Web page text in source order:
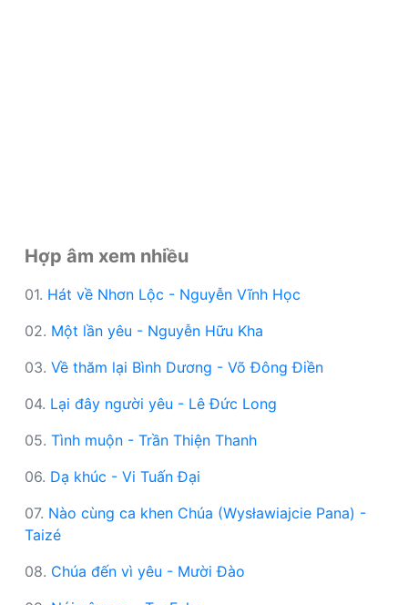
Hợp âm xem nhiều
01. Hát về Nhơn Lộc - Nguyễn Vĩnh Học
02. Một lần yêu - Nguyễn Hữu Kha
03. Về thăm lại Bình Dương - Võ Đông Điền
04. Lại đây người yêu - Lê Đức Long
05. Tình muộn - Trần Thiện Thanh
06. Dạ khúc - Vi Tuấn Đại
07. Nào cùng ca khen Chúa (Wysławiajcie Pana) -
Taizé
08. Chúa đến vì yêu - Mười Đào